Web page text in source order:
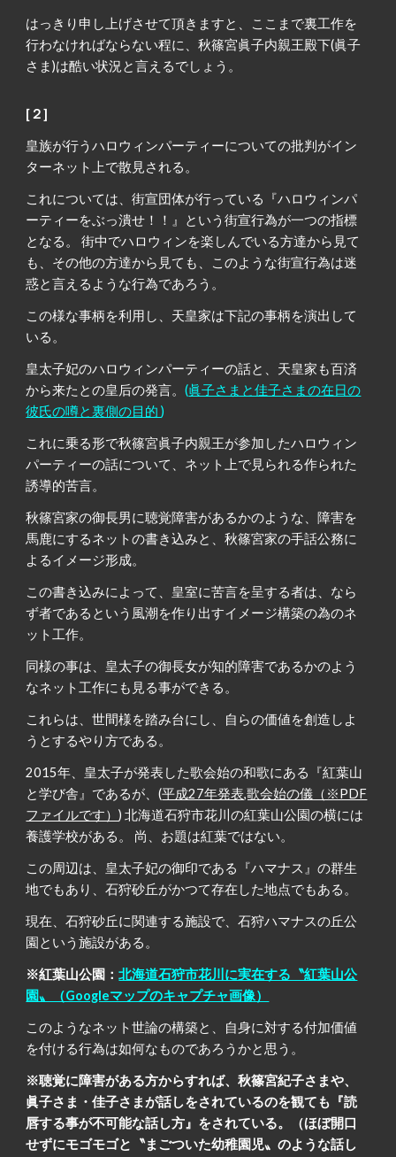
はっきり申し上げさせて頂きますと、ここまで裏工作を
行わなければならない程に、秋篠宮眞子内親王殿下(眞子
さま)は酷い状況と言えるでしょう。
[２]
皇族が行うハロウィンパーティーについての批判がイン
ターネット上で散見される。
これについては、街宣団体が行っている『ハロウィンパ
ーティーをぶっ潰せ！！』という街宣行為が一つの指標
となる。 街中でハロウィンを楽しんでいる方達から見て
も、その他の方達から見ても、このような街宣行為は迷
惑と言えるような行為であろう。
この様な事柄を利用し、天皇家は下記の事柄を演出して
いる。
皇太子妃のハロウィンパーティーの話と、天皇家も百済
から来たとの皇后の発言。(眞子さまと佳子さまの在日の
彼氏の噂と裏側の目的)
これに乗る形で秋篠宮眞子内親王が参加したハロウィン
パーティーの話について、ネット上で見られる作られた
誘導的苦言。
秋篠宮家の御長男に聴覚障害があるかのような、障害を
馬鹿にするネットの書き込みと、秋篠宮家の手話公務に
よるイメージ形成。
この書き込みによって、皇室に苦言を呈する者は、なら
ず者であるという風潮を作り出すイメージ構築の為のネ
ット工作。
同様の事は、皇太子の御長女が知的障害であるかのよう
なネット工作にも見る事ができる。
これらは、世間様を踏み台にし、自らの価値を創造しよ
うとするやり方である。
2015年、皇太子が発表した歌会始の和歌にある『紅葉山
と学び舎』であるが、(平成27年発表,歌会始の儀（※PDF
ファイルです）) 北海道石狩市花川の紅葉山公園の横には
養護学校がある。 尚、お題は紅葉ではない。
この周辺は、皇太子妃の御印である『ハマナス』の群生
地でもあり、石狩砂丘がかつて存在した地点でもある。
現在、石狩砂丘に関連する施設で、石狩ハマナスの丘公
園という施設がある。
※紅葉山公園：北海道石狩市花川に実在する〝紅葉山公
園〟（Googleマップのキャプチャ画像）
このようなネット世論の構築と、自身に対する付加価値
を付ける行為は如何なものであろうかと思う。
※聴覚に障害がある方からすれば、秋篠宮紀子さまや、
眞子さま・佳子さまが話しをされているのを観ても『読
唇する事が不可能な話し方』をされている。（ほぼ開口
せずにモゴモゴと〝まごついた幼稚園児〟のような話し